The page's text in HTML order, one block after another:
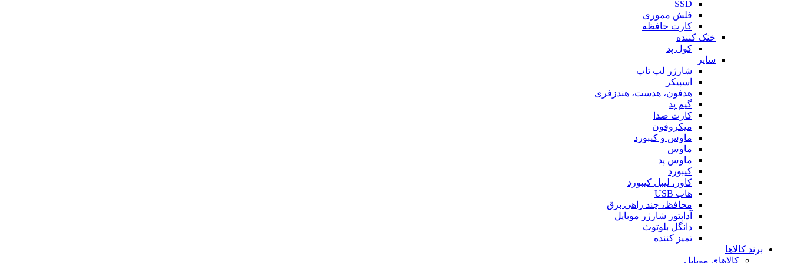
SSD
فلش مموری
کارت حافظه
خنک کننده
کول پد
سایر
شارژر لپ تاپ
اسپیکر
هدفون، هدست، هندزفری
گیم پد
کارت صدا
میکروفون
ماوس و کیبورد
ماوس
ماوس پد
کیبورد
کاور، لیبل کیبورد
هاب USB
محافظ، چند راهی برق
آداپتور شارژر موبایل
دانگل بلوتوث
تمیز کننده
برند کالاها
کالاهای موبایل